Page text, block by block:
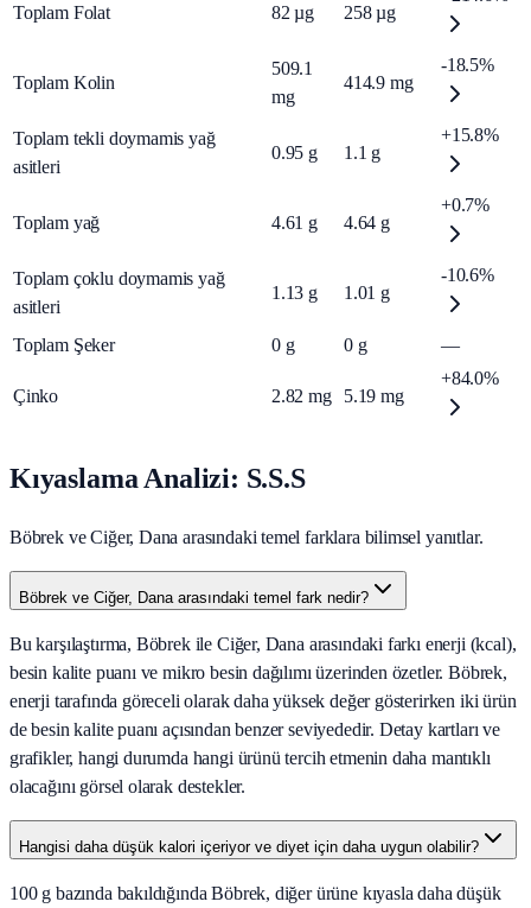
Toplam Folat 82 µg 258 µg
Toplam Kolin
509.1
mg
414.9 mg
-18.5%
Toplam tekli doymamis yağ
asitleri
0.95 g 1.1 g
+15.8%
Toplam yağ 4.61 g 4.64 g
+0.7%
Toplam çoklu doymamis yağ
asitleri
1.13 g 1.01 g
-10.6%
Toplam Şeker 0 g 0 g —
Çinko 2.82 mg 5.19 mg
+84.0%
Kıyaslama Analizi: S.S.S
Böbrek ve Ciğer, Dana arasındaki temel farklara bilimsel yanıtlar.
Böbrek ve Ciğer, Dana arasındaki temel fark nedir?
Bu karşılaştırma, Böbrek ile Ciğer, Dana arasındaki farkı enerji (kcal),
besin kalite puanı ve mikro besin dağılımı üzerinden özetler. Böbrek,
enerji tarafında göreceli olarak daha yüksek değer gösterirken iki ürün
de besin kalite puanı açısından benzer seviyededir. Detay kartları ve
grafikler, hangi durumda hangi ürünü tercih etmenin daha mantıklı
olacağını görsel olarak destekler.
Hangisi daha düşük kalori içeriyor ve diyet için daha uygun olabilir?
100 g bazında bakıldığında Böbrek, diğer ürüne kıyasla daha düşük